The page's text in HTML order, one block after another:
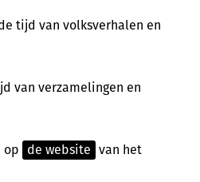
tijd van volksverhalen en
van verzamelingen en
op de website van het